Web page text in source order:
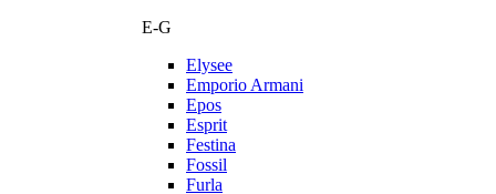
E-G
Elysee
Emporio Armani
Epos
Esprit
Festina
Fossil
Furla